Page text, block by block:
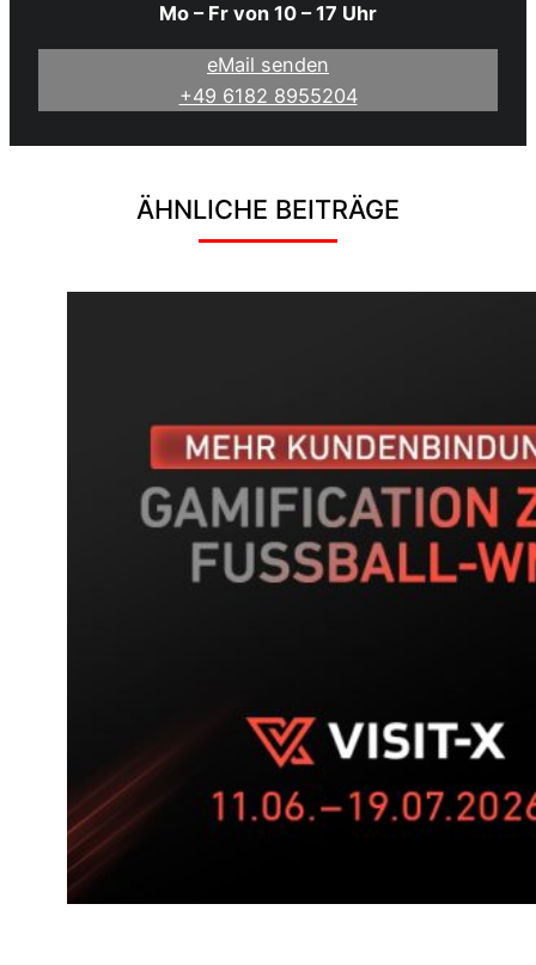
Mo – Fr von 10 – 17 Uhr
eMail senden
+49 6182 8955204
ÄHNLICHE BEITRÄGE